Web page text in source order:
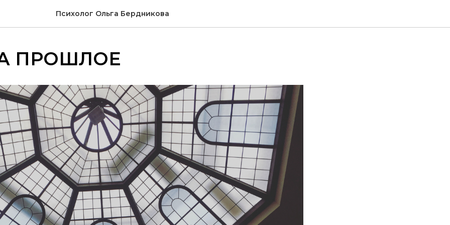
Психолог Ольга Бердникова
ПРОШЛОЕ